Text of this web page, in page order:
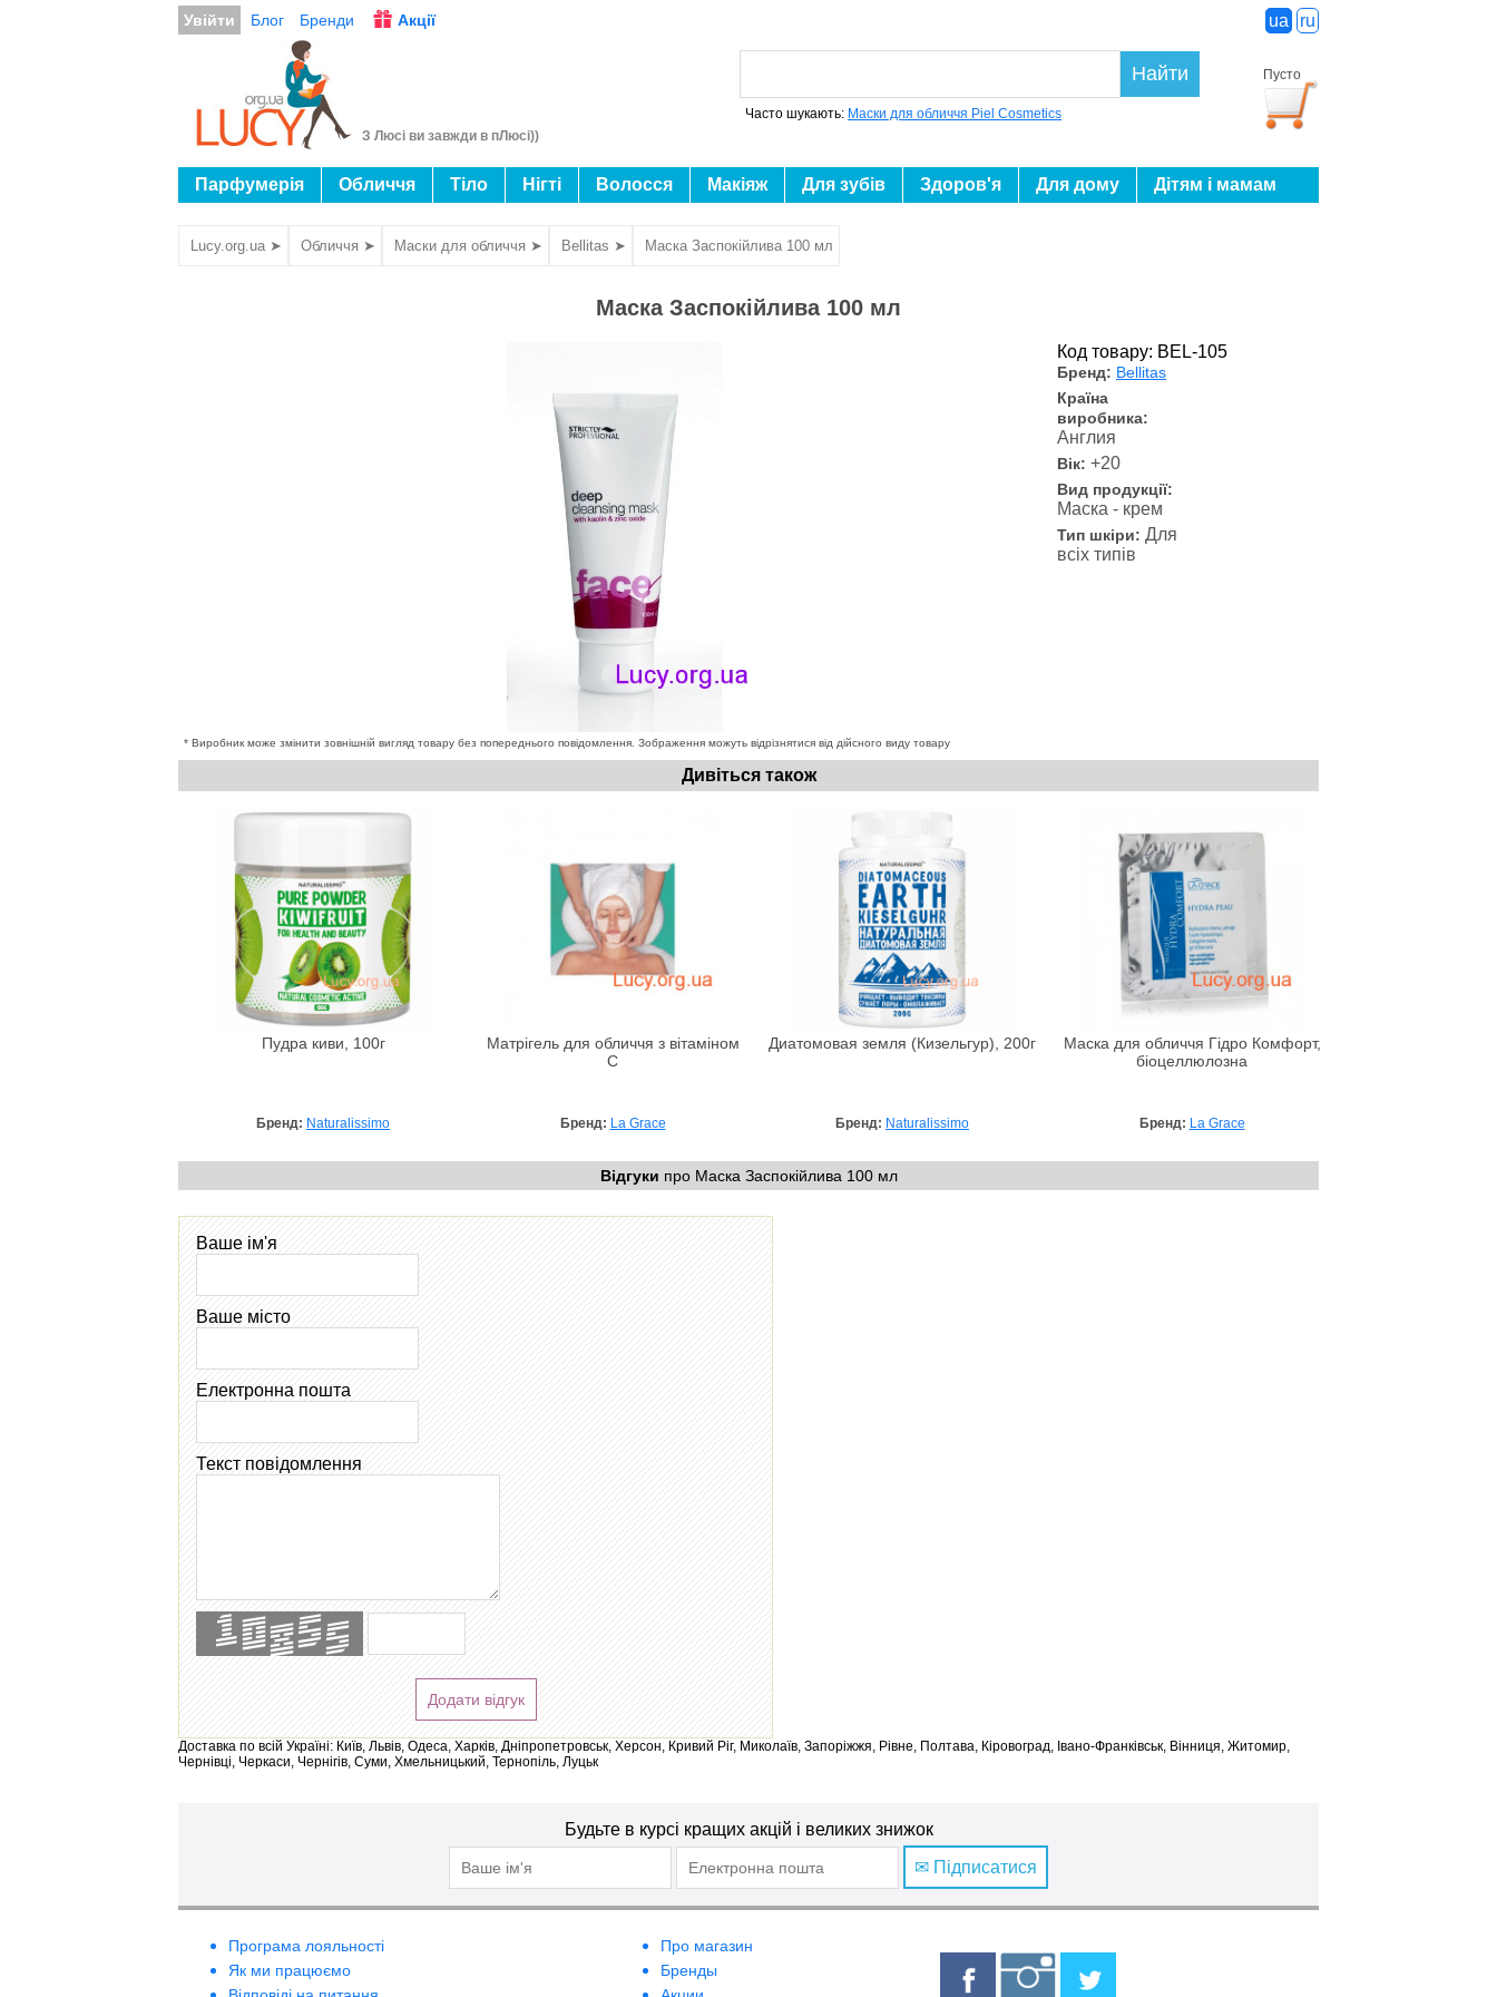
Увійти Блог Бренди Акції ua ru
З Люсі ви завжди в пЛюсі))
Пусто
Найти
Часто шукають: Маски для обличчя Piel Cosmetics
Парфумерія Обличчя Тіло Нігті Волосся Макіяж Для зубів Здоров'я Для дому Дітям і мамам
Lucy.org.ua ➤ Обличчя ➤ Маски для обличчя ➤ Bellitas ➤ Маска Заспокійлива 100 мл
Маска Заспокійлива 100 мл
* Виробник може змінити зовнішній вигляд товару без попереднього повідомлення. Зображення можуть відрізнятися від дійсного виду товару
Код товару: BEL-105
Бренд: Bellitas
Країна
виробника:
Англия
Вік: +20
Вид продукції:
Маска - крем
Тип шкіри: Для
всіх типів
Дивіться також
Пудра киви, 100г
Бренд: Naturalissimo
Матрігель для обличчя з вітаміном
С
Бренд: La Grace
Диатомовая земля (Кизельгур), 200г
Бренд: Naturalissimo
Маска для обличчя Гідро Комфорт,
біоцеллюлозна
Бренд: La Grace
Відгуки про Маска Заспокійлива 100 мл
Ваше ім'я
Ваше місто
Електронна пошта
Текст повідомлення
Додати відгук
Доставка по всій Україні: Київ, Львів, Одеса, Харків, Дніпропетровськ, Херсон, Кривий Ріг, Миколаїв, Запоріжжя, Рівне, Полтава, Кіровоград, Івано-Франківськ, Вінниця, Житомир,
Чернівці, Черкаси, Чернігів, Суми, Хмельницький, Тернопіль, Луцьк
Будьте в курсі кращих акцій і великих знижок
✉ Підписатися
Програма лояльності
Як ми працюємо
Про магазин
Бренды